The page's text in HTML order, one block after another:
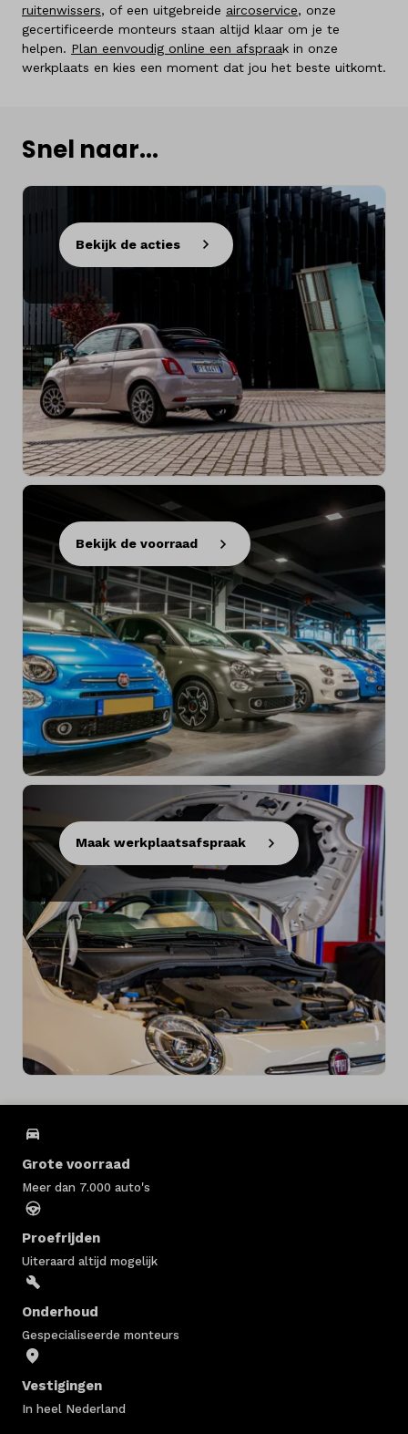
ruitenwissers, of een uitgebreide aircoservice, onze
gecertificeerde monteurs staan altijd klaar om je te
helpen. Plan eenvoudig online een afspraak in onze
werkplaats en kies een moment dat jou het beste uitkomt.
Snel naar...
Bekijk de acties
Bekijk de voorraad
Maak werkplaatsafspraak
Grote voorraad
Meer dan 7.000 auto's
Proefrijden
Uiteraard altijd mogelijk
Onderhoud
Gespecialiseerde monteurs
Vestigingen
In heel Nederland